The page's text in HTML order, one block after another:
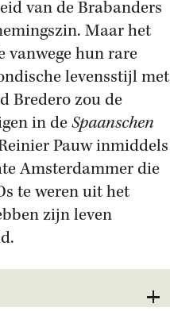
van de Brabanders
Maar het
vanwege hun rare
levensstijl met
Bredero zou de
in deSpaanschen
Pauw inmiddels
Amsterdammer die
te weren uit het
zijn leven